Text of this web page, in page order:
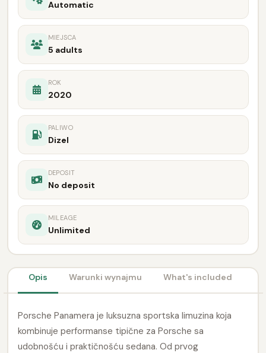
Automatic
MIEJSCA
5 adults
ROK
2020
PALIWO
Dizel
DEPOSIT
No deposit
MILEAGE
Unlimited
Opis Warunki wynajmu What's included
Porsche Panamera je luksuzna sportska limuzina koja
kombinuje performanse tipične za Porsche sa
udobnošću i praktičnošću sedana. Od prvog